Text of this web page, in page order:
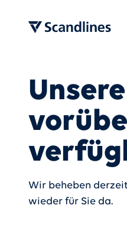
Wir beheben
wieder für Sie da.